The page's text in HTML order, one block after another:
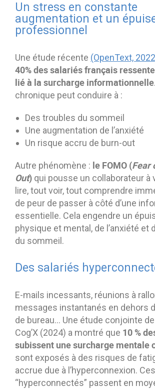
Un stress en constante
augmentation et un
professionnel
Une étude récente (OpenText,
40% des salariés français
lié à la surcharge informationnelle
chronique peut conduire à :
Des troubles du sommeil
Une augmentation de l’anxiété
Un risque accru de burn-out
Autre phénomène : le FOMO (Fear
Out) qui pousse un collaborateur à
lire, tout voir, tout comprendre
de peur de passer à côté d’une
essentielle. Cela engendre un
physique et mental, de l’anxiété et
du sommeil.
Des salariés
E-mails incessants, réunions à
messages instantanés en dehors
de bureau… Une étude conjointe
Cog’X (2024) a montré que 10 %
subissent une surcharge mentale
sont exposés à des risques de
accrue due à l’hyperconnexion. Ces
“hyperconnectés” passent en